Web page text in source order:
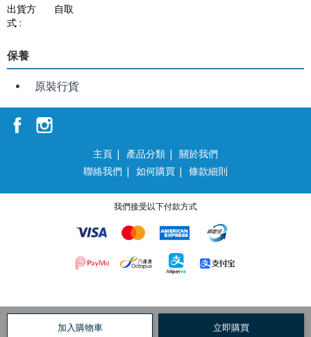
加入購物車 立即購買
出貨方
式 :
自取
保養
原裝行貨
主頁 | 產品分類 | 關於我們
聯絡我們 | 如何購買 | 條款細則
我們接受以下付款方式